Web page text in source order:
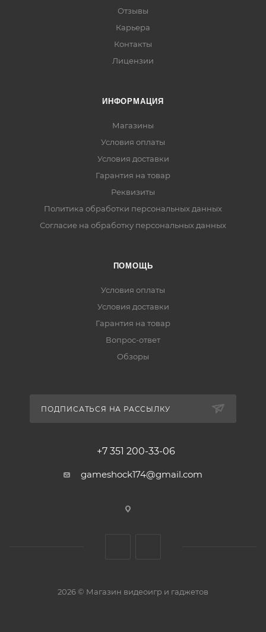
Отзывы
Карьера
Контакты
Лицензии
ИНФОРМАЦИЯ
Магазины
Условия оплаты
Условия доставки
Гарантия на товар
Реквизиты
Политика обработки персональных данных
Согласие на обработку персональных данных
ПОМОЩЬ
Условия оплаты
Условия доставки
Гарантия на товар
Вопрос-ответ
Обзоры
ПОДПИСАТЬСЯ НА РАССЫЛКУ
+7 351 200-33-06
gameshock174@gmail.com
2026 © Магазин видеоигр и гаджетов